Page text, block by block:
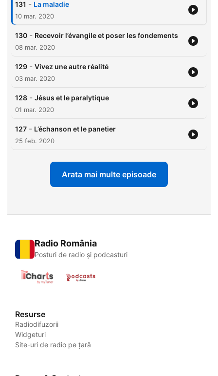
131 - La maladie
10 mar. 2020
130 - Recevoir l’évangile et poser les fondements
08 mar. 2020
129 - Vivez une autre réalité
03 mar. 2020
128 - Jésus et le paralytique
01 mar. 2020
127 - L’échanson et le panetier
25 feb. 2020
Arata mai multe episoade
Radio România
Posturi de radio și podcasturi
Resurse
Radiodifuzorii
Widgeturi
Site-uri de radio pe țară